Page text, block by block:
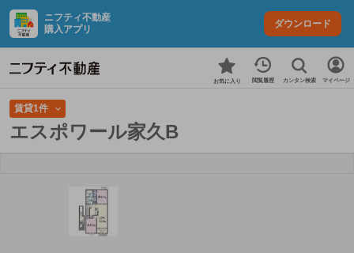
ニフティ不動産
購入アプリ
ダウンロード
お気に入り 閲覧履歴 カンタン検索 マイページ
賃貸1件
エスポワール家久B